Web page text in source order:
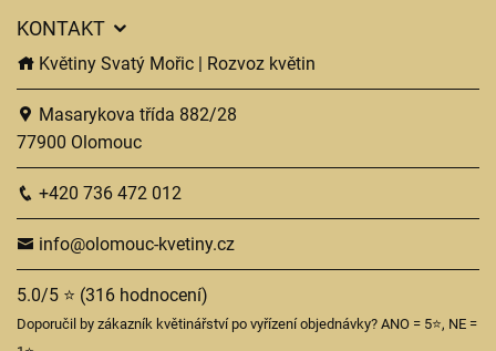
KONTAKT
Květiny Svatý Mořic | Rozvoz květin
Masarykova třída 882/28
77900 Olomouc
+420 736 472 012
info@olomouc-kvetiny.cz
5.0/5 ⭐ (316 hodnocení)
Doporučil by zákazník květinářství po vyřízení objednávky? ANO = 5⭐, NE =